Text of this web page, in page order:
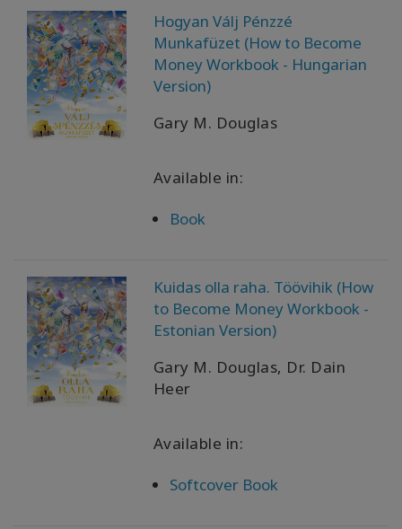
Hogyan Válj Pénzzé
Munkafüzet (How to Become
Money Workbook - Hungarian
Version)
Gary M. Douglas
Available in:
Book
Kuidas olla raha. Töövihik (How
to Become Money Workbook -
Estonian Version)
Gary M. Douglas, Dr. Dain
Heer
Available in:
Softcover Book